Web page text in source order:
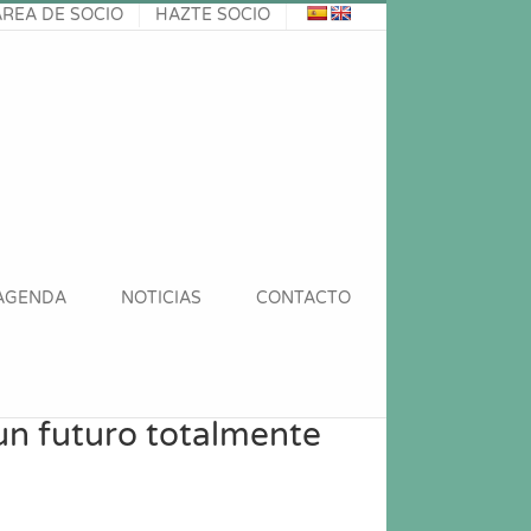
DE SOCIO HAZTE SOCIO
NOTICIAS CONTACTO
futuro totalmente